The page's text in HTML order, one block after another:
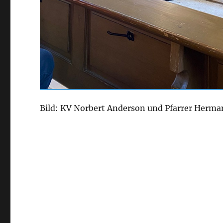
Bild: KV Norbert Anderson und Pfarrer